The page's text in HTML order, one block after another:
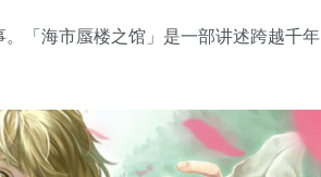
「海市蜃楼之馆」是一部讲述跨越千